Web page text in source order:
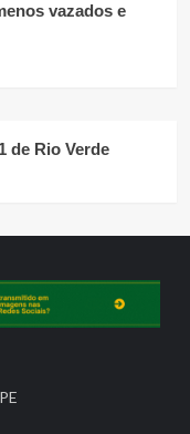
vazados e
de Rio Verde